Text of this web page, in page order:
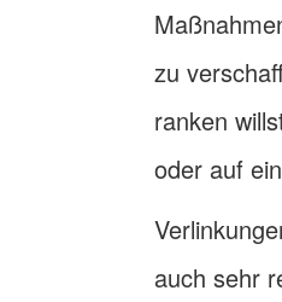
zu
ranken
oder auf
auch sehr